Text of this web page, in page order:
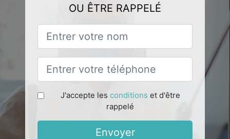
OU ÊTRE RAPPELÉ
J'accepte les conditions et d'être
rappelé
Envoyer